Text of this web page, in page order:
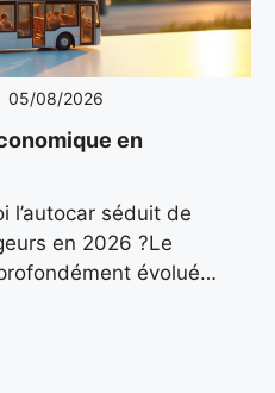
05/08/2026
en
l’autocar séduit de
en 2026 ?Le
évolué